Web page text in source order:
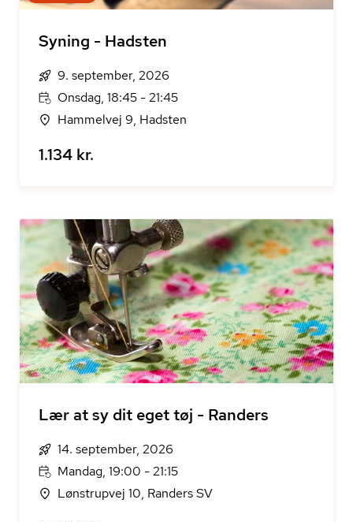
Syning - Hadsten
9. september, 2026
Onsdag, 18:45 - 21:45
Hammelvej 9, Hadsten
1.134 kr.
Lær at sy dit eget tøj - Randers
14. september, 2026
Mandag, 19:00 - 21:15
Lønstrupvej 10, Randers SV